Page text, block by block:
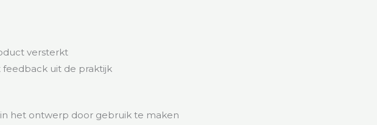
versterkt
uit de praktijk
het ontwerp door gebruik te maken